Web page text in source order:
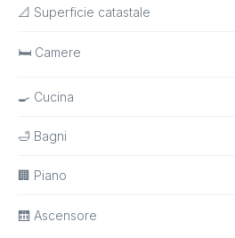
📐 Superficie catastale
🛏 Camere
🍳 Cucina
🛁 Bagni
🏢 Piano
🛗 Ascensore